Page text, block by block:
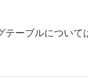
テーブルについて